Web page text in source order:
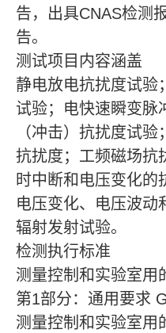
告，出具CNAS检测
告。
测试项目内容涵盖
静电放电抗扰度试验
试验；电快速瞬变脉
（冲击）抗扰度试
抗扰度；工频磁场抗
时中断和电压变化的
电压变化、电压波动
辐射发射试验。
检测执行标准
测量控制和实验室用
第1部分：通用要求
测量控制和实验室用